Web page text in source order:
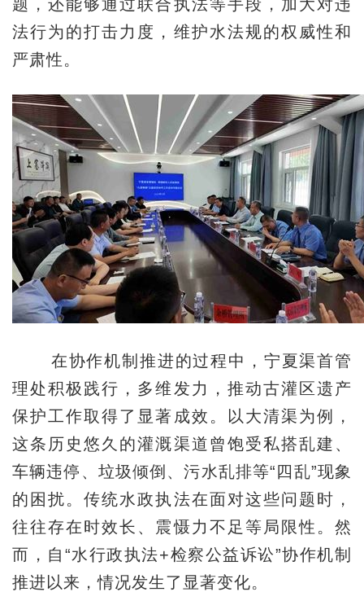
题，还能够通过联合执法等手段，加大对违
法行为的打击力度，维护水法规的权威性和
严肃性。
在协作机制推进的过程中，宁夏渠首管
理处积极践行，多维发力，推动古灌区遗产
保护工作取得了显著成效。以大清渠为例，
这条历史悠久的灌溉渠道曾饱受私搭乱建、
车辆违停、垃圾倾倒、污水乱排等“四乱”现象
的困扰。传统水政执法在面对这些问题时，
往往存在时效长、震慑力不足等局限性。然
而，自“水行政执法+检察公益诉讼”协作机制
推进以来，情况发生了显著变化。